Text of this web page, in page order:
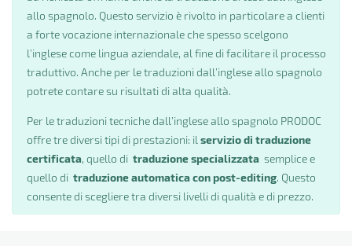
allo spagnolo. Questo servizio è rivolto in particolare a clienti
a forte vocazione internazionale che spesso scelgono
l’inglese come lingua aziendale, al fine di facilitare il processo
traduttivo. Anche per le traduzioni dall’inglese allo spagnolo
potrete contare su risultati di alta qualità.
Per le traduzioni tecniche dall’inglese allo spagnolo PRODOC
offre tre diversi tipi di prestazioni: il servizio di traduzione
certificata, quello di traduzione specializzatasemplice e
quello di traduzione automatica con post-editing. Questo
consente di scegliere tra diversi livelli di qualità e di prezzo.